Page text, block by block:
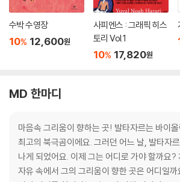
수박 수영장
10% 12,600원
사피엔스 : 그래픽 히스
토리 Vol.1
10% 17,820원
MD 한마디
마음속 그리움이 향하는 곳! 발타자르는 바이
최고의 북극곰이에요. 그러던 어느 날, 발타자
나게 되었어요. 이제 그는 어디로 가야 할까요?
자유 속에서 그의 그리움이 향한 곳은 어디일